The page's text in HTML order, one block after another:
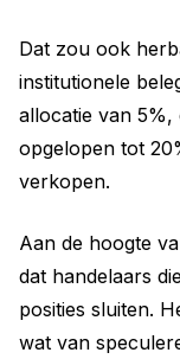
Dat zou ook
institutionele
allocatie van 5%,
opgelopen tot
verkopen.
Aan de hoogte
dat handelaars
posities sluiten.
wat van